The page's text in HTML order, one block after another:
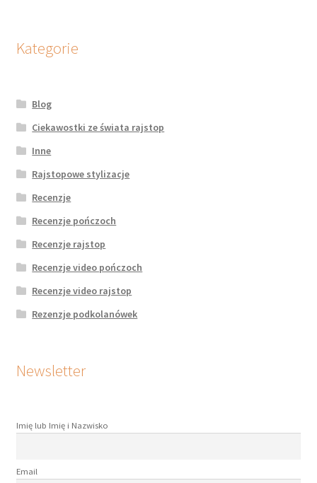
Kategorie
Blog
Ciekawostki ze świata rajstop
Inne
Rajstopowe stylizacje
Recenzje
Recenzje pończoch
Recenzje rajstop
Recenzje video pończoch
Recenzje video rajstop
Rezenzje podkolanówek
Newsletter
Imię lub Imię i Nazwisko
Email